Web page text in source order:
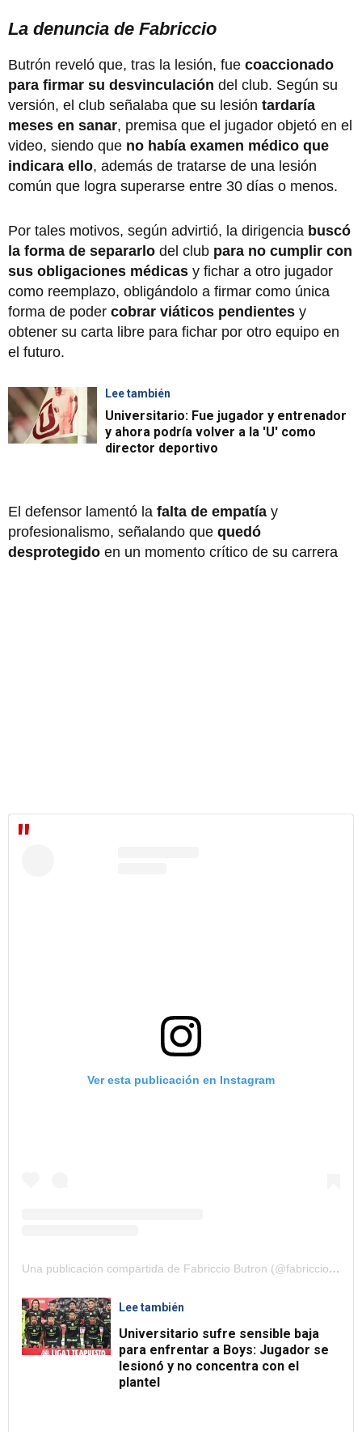
La denuncia de Fabriccio
Butrón reveló que, tras la lesión, fue coaccionado
para firmar su desvinculación del club. Según su
versión, el club señalaba que su lesión tardaría
meses en sanar, premisa que el jugador objetó en el
video, siendo que no había examen médico que
indicara ello, además de tratarse de una lesión
común que logra superarse entre 30 días o menos.
Por tales motivos, según advirtió, la dirigencia buscó
la forma de separarlo del club para no cumplir con
sus obligaciones médicas y fichar a otro jugador
como reemplazo, obligándolo a firmar como única
forma de poder cobrar viáticos pendientes y
obtener su carta libre para fichar por otro equipo en
el futuro.
Lee también
Universitario: Fue jugador y entrenador
y ahora podría volver a la 'U' como
director deportivo
El defensor lamentó la falta de empatía y
profesionalismo, señalando que quedó
desprotegido en un momento crítico de su carrera
Ver esta publicación en Instagram
Una publicación compartida de Fabriccio Butron (@fabricciobutron)
Lee también
Universitario sufre sensible baja
para enfrentar a Boys: Jugador se
lesionó y no concentra con el
plantel